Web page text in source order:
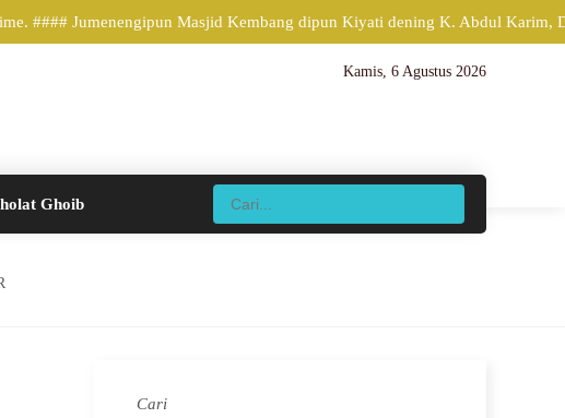
#### Jumenengipun Masjid Kembang dipun Kiyati dening K. Abdul Karim,
Kamis, 6 Agustus 2026
Ghoib
Cari